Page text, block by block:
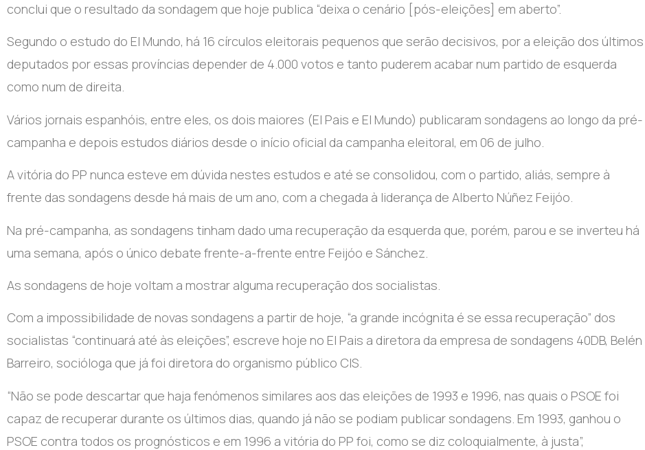
conclui que o resultado da sondagem que hoje publica “deixa o cenário [pós-eleições] em aberto”.
Segundo o estudo do El Mundo, há 16 círculos eleitorais pequenos que serão decisivos, por a eleição dos últimos
deputados por essas províncias depender de 4.000 votos e tanto puderem acabar num partido de esquerda
como num de direita.
Vários jornais espanhóis, entre eles, os dois maiores (El Pais e El Mundo) publicaram sondagens ao longo da pré-
campanha e depois estudos diários desde o início oficial da campanha eleitoral, em 06 de julho.
A vitória do PP nunca esteve em dúvida nestes estudos e até se consolidou, com o partido, aliás, sempre à
frente das sondagens desde há mais de um ano, com a chegada à liderança de Alberto Núñez Feijóo.
Na pré-campanha, as sondagens tinham dado uma recuperação da esquerda que, porém, parou e se inverteu há
uma semana, após o único debate frente-a-frente entre Feijóo e Sánchez.
As sondagens de hoje voltam a mostrar alguma recuperação dos socialistas.
Com a impossibilidade de novas sondagens a partir de hoje, “a grande incógnita é se essa recuperação” dos
socialistas “continuará até às eleições”, escreve hoje no El Pais a diretora da empresa de sondagens 40DB, Belén
Barreiro, socióloga que já foi diretora do organismo público CIS.
“Não se pode descartar que haja fenómenos similares aos das eleições de 1993 e 1996, nas quais o PSOE foi
capaz de recuperar durante os últimos dias, quando já não se podiam publicar sondagens. Em 1993, ganhou o
PSOE contra todos os prognósticos e em 1996 a vitória do PP foi, como se diz coloquialmente, à justa”,